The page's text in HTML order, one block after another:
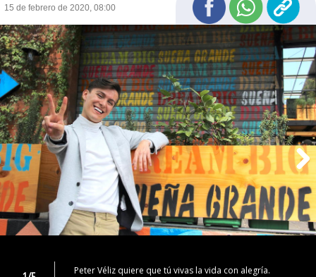
15 de febrero de 2020, 08:00
Peter Véliz quiere que tú vivas la vida con alegría.